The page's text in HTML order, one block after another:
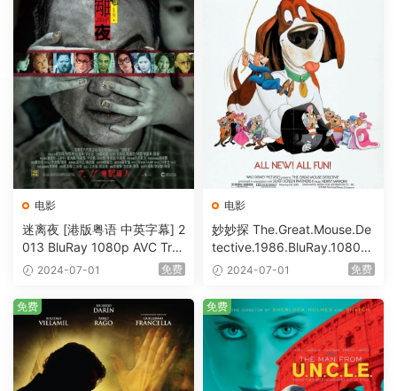
电影
迷离夜 [港版粤语 中英字幕] 2
013 BluRay 1080p AVC Tru
eHD5.1 [BDISO 22.64GB]
2024-07-01 免费
电影
妙妙探 The.Great.Mouse.De
tective.1986.BluRay.1080p.
AVC.DTS-HD.MA.5.1-HDHo
2024-07-01 免费
免费 免费